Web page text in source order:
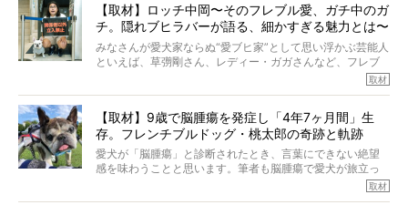
【取材】ロッチ中岡〜そのフレブル愛、ガチ中のガ
チ。隠れブヒラバーが語る、細かすぎる魅力とは〜
【前編】
みなさんが愛犬家ならぬ“愛ブヒ家”として思い浮かぶ芸能人
といえば、草彅剛さん、レディー・ガガさんなど、フレブ
ルを飼っている方が多いと思います。が、ロッチ中岡さん
も、じつは大のフレブルラバーだというのをご存知です
んのインスタグラムを覗くと、たくさんのフレブルアカウ
ントがフォローされていて、わが『FRENCH BULLDOG
LIFE』モデルのnicoやトーラスも、その中の一頭。
そんな中岡さんに、フレブルの魅力を語っていただきまし
た。そのブヒ愛っぷりは、思ってた以上！ ガチ中のガチ
取材
【取材】9歳で脳腫瘍を発症し「4年7ヶ月間」生
存。フレンチブルドッグ・桃太郎の奇跡と軌跡
愛犬が「脳腫瘍」と診断されたとき、言葉にできない絶望
感を味わうことと思います。筆者も脳腫瘍で愛犬が旅立っ
たひとり。だからこそ、どれほど厄介で困難な病気かを理
解をしているつもりです。「発症から1年生存すれば素晴ら
取材